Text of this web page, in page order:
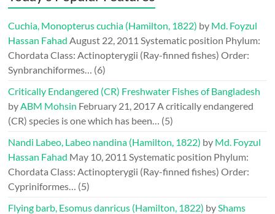
Cuchia, Monopterus cuchia (Hamilton, 1822) by Md. Foyzul
Hassan Fahad August 22, 2011 Systematic position Phylum:
Chordata Class: Actinopterygii (Ray-finned fishes) Order:
Synbranchiformes… (6)
Critically Endangered (CR) Freshwater Fishes of Bangladesh
byABM Mohsin February 21, 2017A critically endangered
(CR) species is one which has been… (5)
Nandi Labeo, Labeo nandina (Hamilton, 1822) by Md. Foyzul
Hassan Fahad May 10, 2011 Systematic position Phylum:
Chordata Class: Actinopterygii (Ray-finned fishes) Order:
Cypriniformes… (5)
Flying barb, Esomus danricus (Hamilton, 1822) byShams